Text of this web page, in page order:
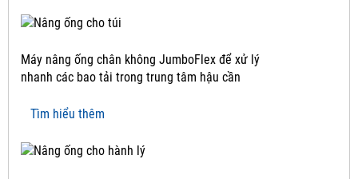
Máy nâng ống chân không JumboFlex để xử lý
nhanh các bao tải trong trung tâm hậu cần
Tìm hiểu thêm